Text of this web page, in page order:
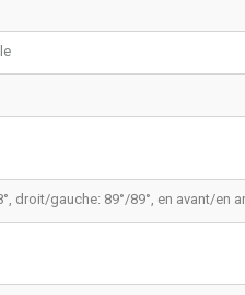
droit/gauche: 89°/89°, en avant/en